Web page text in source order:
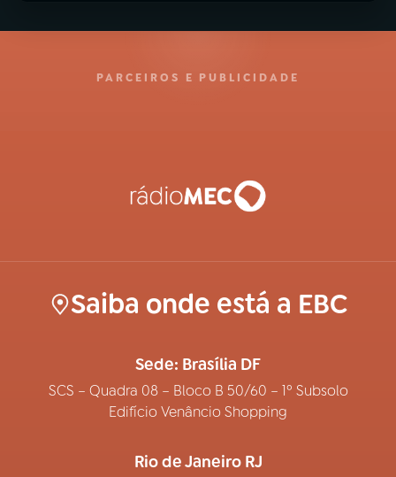
PARCEIROS E PUBLICIDADE
Saiba onde está a EBC
Sede: Brasília DF
SCS – Quadra 08 – Bloco B 50/60 – 1º Subsolo
Edifício Venâncio Shopping
Rio de Janeiro RJ